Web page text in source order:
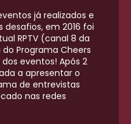
já realizados e
em 2016 foi
RPTV (canal 8 da
Programa Cheers
eventos! Após 2
a apresentar o
de entrevistas
nas redes